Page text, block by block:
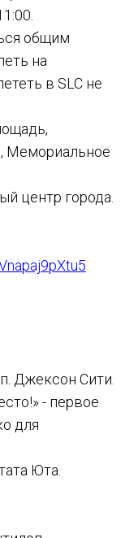
общим
на
в SLC не
Мемориальное
центр города.
Джексон Сити.
- первое
для
Юта.